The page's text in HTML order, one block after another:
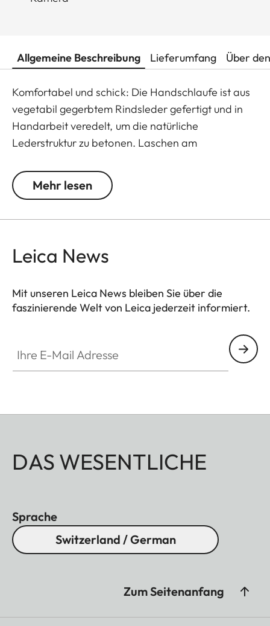
Allgemeine Beschreibung Lieferumfang Über
Komfortabel und schick: Die Handschlaufe ist aus
vegetabil gegerbtem Rindsleder gefertigt und in
Handarbeit veredelt, um die natürliche
Lederstruktur zu betonen. Laschen am
Kratzern.
Mehr lesen
Leica News
Mit unseren Leica News bleiben Sie über die
faszinierende Welt von Leica jederzeit informiert.
DAS WESENTLICHE
Sprache
Switzerland / German
Zum Seitenanfang